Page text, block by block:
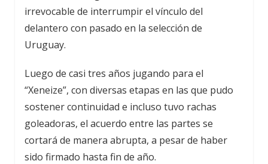
irrevocable de interrumpir el vínculo del
delantero con pasado en la selección de
Uruguay.
Luego de casi tres años jugando para el
“Xeneize”, con diversas etapas en las que pudo
sostener continuidad e incluso tuvo rachas
goleadoras, el acuerdo entre las partes se
cortará de manera abrupta, a pesar de haber
sido firmado hasta fin de año.